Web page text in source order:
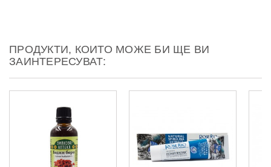
ПРОДУКТИ, КОИТО МОЖЕ БИ ЩЕ ВИ
ЗАИНТЕРЕСУВАТ: